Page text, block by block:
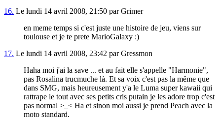
16. Le lundi 14 avril 2008, 21:50 par Grimer
en meme temps si c'est juste une histoire de jeu, viens sur
toulouse et je te prete MarioGalaxy :)
17. Le lundi 14 avril 2008, 23:42 par Gressmon
Haha moi j'ai la save ... et au fait elle s'appelle "Harmonie",
pas Rosalina trucmuche là. Et sa voix c'est pas la même que
dans SMG, mais heureusement y'a le Luma super kawaii qui
rattrape le tout avec ses petits cris putain je les adore trop c'est
pas normal >_< Ha et sinon moi aussi je prend Peach avec la
moto standard.